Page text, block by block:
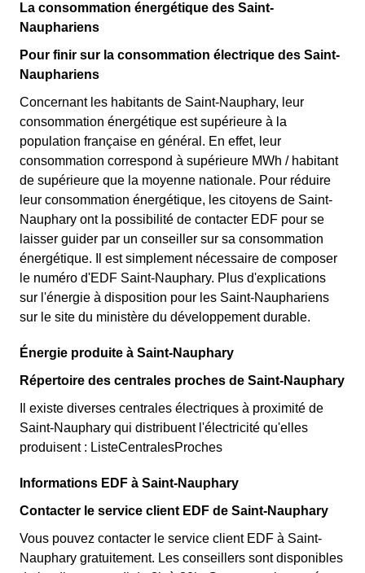
La consommation énergétique des Saint-
Nauphariens
Pour finir sur la consommation électrique des Saint-
Nauphariens
Concernant les habitants de Saint-Nauphary, leur
consommation énergétique est supérieure à la
population française en général. En effet, leur
consommation correspond à supérieure MWh / habitant
de supérieure que la moyenne nationale. Pour réduire
leur consommation énergétique, les citoyens de Saint-
Nauphary ont la possibilité de contacter EDF pour se
laisser guider par un conseiller sur sa consommation
énergétique. Il est simplement nécessaire de composer
le numéro d'EDF Saint-Nauphary. Plus d'explications
sur l'énergie à disposition pour les Saint-Nauphariens
sur le site du ministère du développement durable.
Énergie produite à Saint-Nauphary
Répertoire des centrales proches de Saint-Nauphary
Il existe diverses centrales électriques à proximité de
Saint-Nauphary qui distribuent l'électricité qu'elles
produisent : ListeCentralesProches
Informations EDF à Saint-Nauphary
Contacter le service client EDF de Saint-Nauphary
Vous pouvez contacter le service client EDF à Saint-
Nauphary gratuitement. Les conseillers sont disponibles